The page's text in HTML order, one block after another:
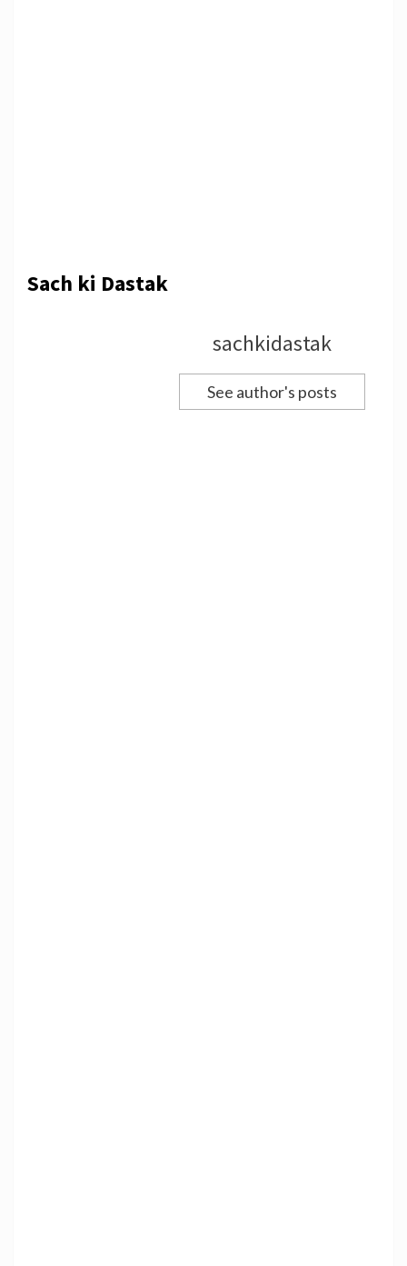
Sach ki Dastak
sachkidastak
See author's posts